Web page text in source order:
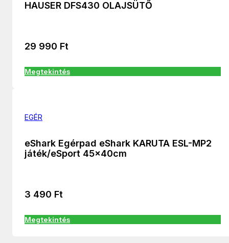
HAUSER DFS430 OLAJSÜTŐ
29 990 Ft
Megtekintés
EGÉR
eShark Egérpad eShark KARUTA ESL-MP2
játék/eSport 45x40cm
3 490 Ft
Megtekintés